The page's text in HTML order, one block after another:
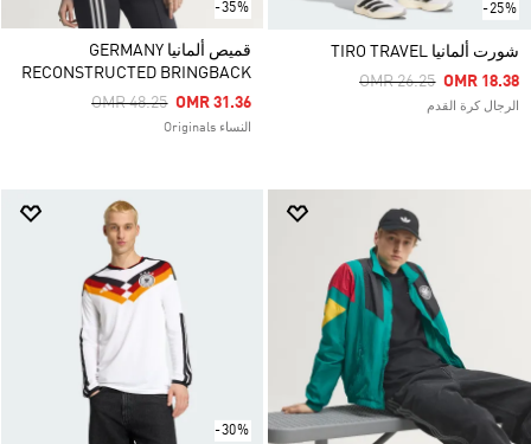
-25%
شورت ألمانيا TIRO TRAVEL
Price Reduced From
OMR 26.25ToOMR 18.38
الرجال كرة القدم
-35%
قميص ألمانيا GERMANY
RECONSTRUCTED BRINGBACK
Price Reduced From
OMR 48.25ToOMR 31.36
النساء Originals
-30%